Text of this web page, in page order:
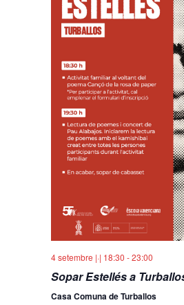
4 setembre |·| 18:30 -23:00
Sopar Estellés a
Casa Comuna de Turballos